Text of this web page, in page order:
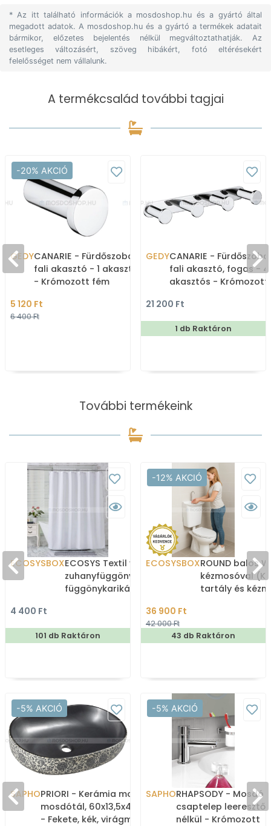
* Az itt található információk a mosdoshop.hu és a gyártó által
megadott adatok. A mosdoshop.hu és a gyártó a termékek adatait
bármikor, előzetes bejelentés nélkül megváltoztathatják. Az
esetleges változásért, szöveg hibákért, fotó eltérésekért
felelősséget nem vállalunk.
A termékcsalád további tagjai
-20% AKCIÓ
GEDYCANARIE - Fürdőszobai
fali akasztó - 1 akasztós
- Krómozott fém
5 120 Ft
6 400 Ft
GEDYCANARIE - Fürdőszobai
fali akasztó, fogas - 4
akasztós - Krómozott
21 200 Ft
1 db Raktáron
További termékeink
ECOSYSBOXECOSYS Textil varrott
zuhanyfüggöny 12db
függönykarikával
Zuhanyfüggöny textil
4 400 Ft
101 db Raktáron
-12% AKCIÓ
ECOSYSBOXROUND balos
kézmosóval
tartály és
36 900 Ft
42 000 Ft
43 db Raktáron
-5% AKCIÓ
SAPHOPRIORI - Kerámia mosdó,
mosdótál, 60x13,5x40cm
- Fekete, kék, virágmintás
-5% AKCIÓ
SAPHORHAPSODY - Mosdó
csaptelep leeresztő
nélkül - Krómozott